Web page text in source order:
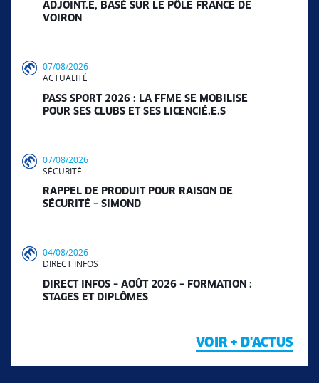
ADJOINT.E, BASÉ SUR LE PÔLE FRANCE DE
VOIRON
07/08/2026
ACTUALITÉ
PASS SPORT 2026 : LA FFME SE MOBILISE
POUR SES CLUBS ET SES LICENCIÉ.E.S
07/08/2026
SÉCURITÉ
RAPPEL DE PRODUIT POUR RAISON DE
SÉCURITÉ – SIMOND
04/08/2026
DIRECT INFOS
DIRECT INFOS – AOÛT 2026 – FORMATION :
STAGES ET DIPLÔMES
VOIR + D'ACTUS